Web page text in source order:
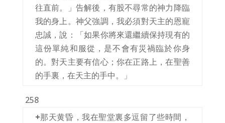
往直前。」告解後，有股不尋常的神力降臨
我的身上。神父強調，我必須對天主的恩寵
忠誠，說：「如果你將來還繼續保持現有的
這份單純和服從，是不會有災禍臨於你身
的。對天主要有信心；你在正路上，在聖善
的手裏，在天主的手中。」
258
+那天黄昏，我在聖堂裏多逗留了些時間，